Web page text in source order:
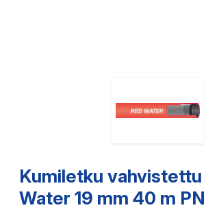
Kumiletku vahvistettu
Water 19 mm 40 m